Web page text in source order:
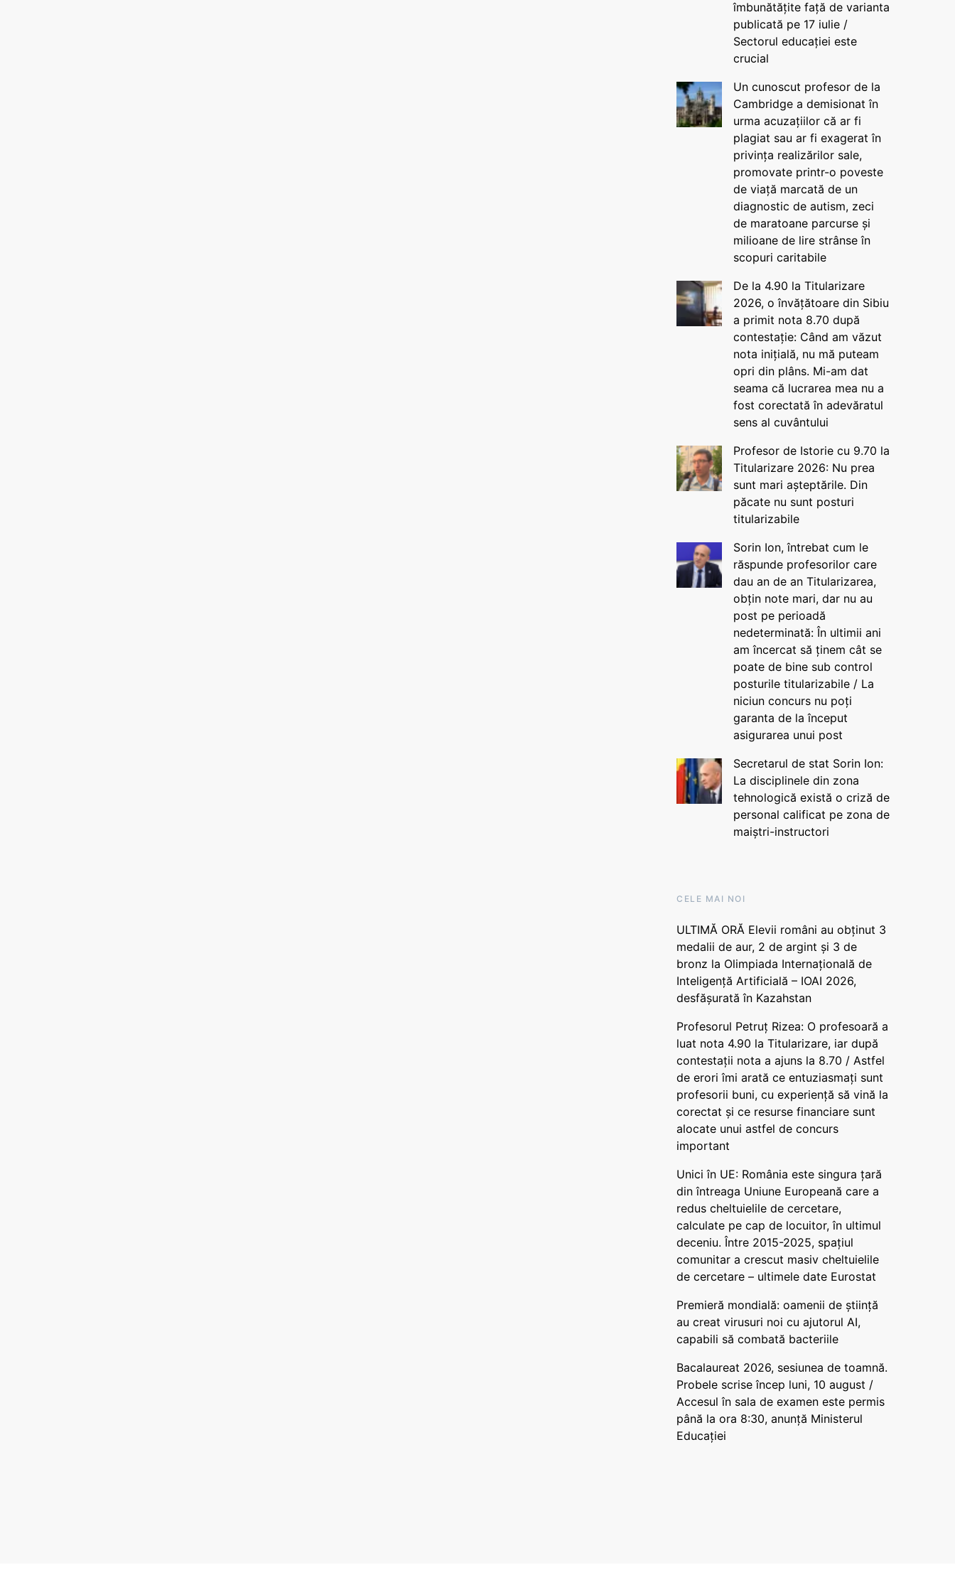
îmbunătățite față de varianta
publicată pe 17 iulie /
Sectorul educației este
crucial
Un cunoscut profesor de la
Cambridge a demisionat în
urma acuzațiilor că ar fi
plagiat sau ar fi exagerat în
privința realizărilor sale,
promovate printr-o poveste
de viață marcată de un
diagnostic de autism, zeci
de maratoane parcurse și
milioane de lire strânse în
scopuri caritabile
De la 4.90 la Titularizare
2026, o învățătoare din Sibiu
a primit nota 8.70 după
contestație: Când am văzut
nota inițială, nu mă puteam
opri din plâns. Mi-am dat
seama că lucrarea mea nu a
fost corectată în adevăratul
sens al cuvântului
Profesor de Istorie cu 9.70 la
Titularizare 2026: Nu prea
sunt mari așteptările. Din
păcate nu sunt posturi
titularizabile
Sorin Ion, întrebat cum le
răspunde profesorilor care
dau an de an Titularizarea,
obțin note mari, dar nu au
post pe perioadă
nedeterminată: În ultimii ani
am încercat să ținem cât se
poate de bine sub control
posturile titularizabile / La
niciun concurs nu poți
garanta de la început
asigurarea unui post
Secretarul de stat Sorin Ion:
La disciplinele din zona
tehnologică există o criză de
personal calificat pe zona de
maiștri-instructori
CELE MAI NOI
ULTIMĂ ORĂ Elevii români au obținut 3
medalii de aur, 2 de argint și 3 de
bronz la Olimpiada Internațională de
Inteligență Artificială – IOAI 2026,
desfășurată în Kazahstan
Profesorul Petruț Rizea: O profesoară a
luat nota 4.90 la Titularizare, iar după
contestații nota a ajuns la 8.70 / Astfel
de erori îmi arată ce entuziasmați sunt
profesorii buni, cu experiență să vină la
corectat și ce resurse financiare sunt
alocate unui astfel de concurs
important
Unici în UE: România este singura țară
din întreaga Uniune Europeană care a
redus cheltuielile de cercetare,
calculate pe cap de locuitor, în ultimul
deceniu. Între 2015-2025, spațiul
comunitar a crescut masiv cheltuielile
de cercetare – ultimele date Eurostat
Premieră mondială: oamenii de știință
au creat virusuri noi cu ajutorul AI,
capabili să combată bacteriile
Bacalaureat 2026, sesiunea de toamnă.
Probele scrise încep luni, 10 august /
Accesul în sala de examen este permis
până la ora 8:30, anunță Ministerul
Educației